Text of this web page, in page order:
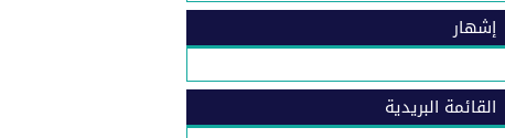
إشهار
القائمة البريدية